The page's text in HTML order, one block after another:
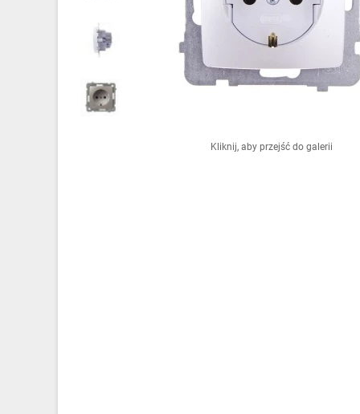
Oprawy oświetleniowe
Pompy ciepła
Kliknij, aby przejść do galerii